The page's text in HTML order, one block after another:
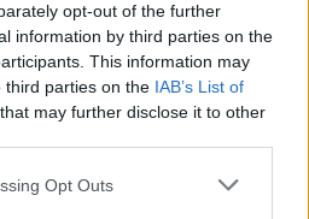
opt-out of the further
information by third parties on the
This information may
third parties on the IAB’s List of
that may further disclose it to other
app uses one or more Google
Opt Outs